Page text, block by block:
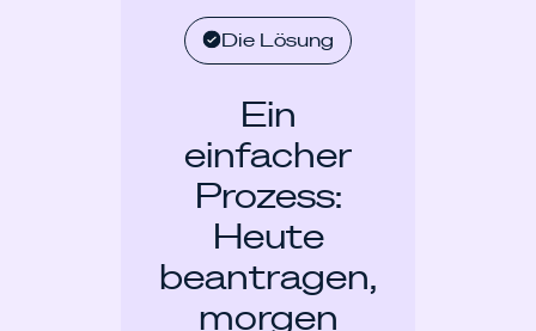
Die Lösung
Ein
einfacher
Prozess:
Heute
beantragen,
morgen